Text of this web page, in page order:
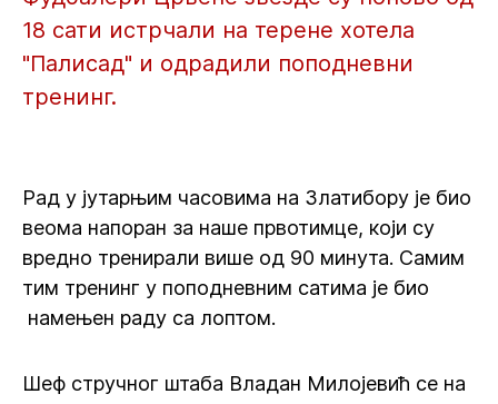
18 сати истрчали на терене хотела
"Палисад" и одрадили поподневни
тренинг.
Рад у јутарњим часовима на Златибору је био
веома напоран за наше првотимце, који су
вредно тренирали више од 90 минута. Самим
тим тренинг у поподневним сатима је био
намењен раду са лоптом.
Шеф стручног штаба Владан Милојевић се на